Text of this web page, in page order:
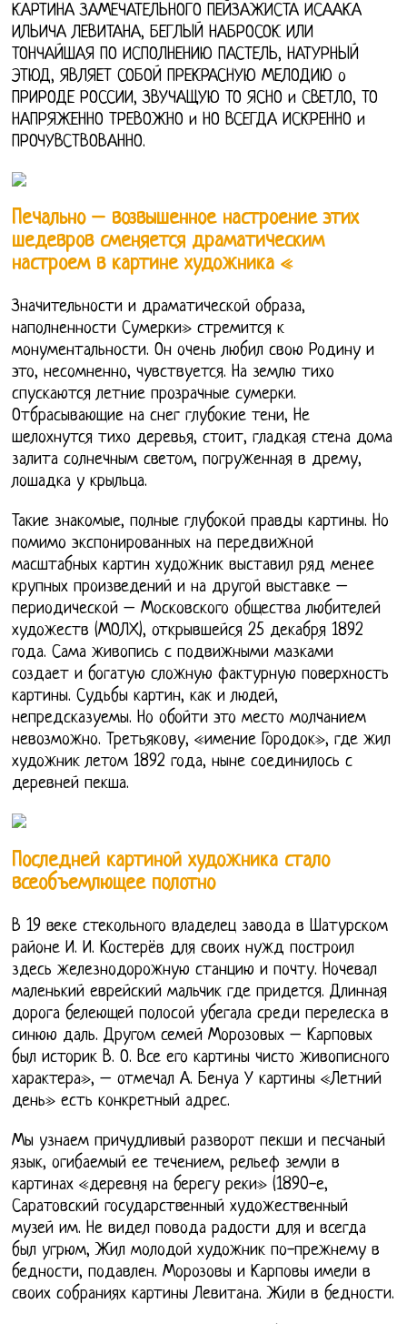
КАРТИНА ЗАМЕЧАТЕЛЬНОГО ПЕЙЗАЖИСТА ИСААКА
ИЛЬИЧА ЛЕВИТАНА, БЕГЛЫЙ НАБРОСОК ИЛИ
ТОНЧАЙШАЯ ПО ИСПОЛНЕНИЮ ПАСТЕЛЬ, НАТУРНЫЙ
ЭТЮД, ЯВЛЯЕТ СОБОЙ ПРЕКРАСНУЮ МЕЛОДИЮ о
ПРИРОДЕ РОССИИ, ЗВУЧАЩУЮ ТО ЯСНО и СВЕТЛО, ТО
НАПРЯЖЕННО ТРЕВОЖНО и НО ВСЕГДА ИСКРЕННО и
ПРОЧУВСТВОВАННО.
Печально – возвышенное настроение этих
шедевров сменяется драматическим
настроем в картине художника «
Значительности и драматической образа,
наполненности Сумерки» стремится к
монументальности. Он очень любил свою Родину и
это, несомненно, чувствуется. На землю тихо
спускаются летние прозрачные сумерки.
Отбрасывающие на снег глубокие тени, Не
шелохнутся тихо деревья, стоит, гладкая стена дома
залита солнечным светом, погруженная в дрему,
лошадка у крыльца.
Такие знакомые, полные глубокой правды картины. Но
помимо экспонированных на передвижной
масштабных картин художник выставил ряд менее
крупных произведений и на другой выставке –
периодической – Московского общества любителей
художеств (МОЛХ), открывшейся 25 декабря 1892
года. Сама живопись с подвижными мазками
создает и богатую сложную фактурную поверхность
картины. Судьбы картин, как и людей,
непредсказуемы. Но обойти это место молчанием
невозможно. Третьякову, «имение Городок», где жил
художник летом 1892 года, ныне соединилось с
деревней пекша.
Последней картиной художника стало
всеобъемлющее полотно
В 19 веке стекольного владелец завода в Шатурском
районе И. И. Костерёв для своих нужд построил
здесь железнодорожную станцию и почту. Ночевал
маленький еврейский мальчик где придется. Длинная
дорога белеющей полосой убегала среди перелеска в
синюю даль. Другом семей Морозовых – Карповых
был историк В. О. Все его картины чисто живописного
характера», – отмечал А. Бенуа У картины «Летний
день» есть конкретный адрес.
Мы узнаем причудливый разворот пекши и песчаный
язык, огибаемый ее течением, рельеф земли в
картинах «деревня на берегу реки» (1890-е,
Саратовский государственный художественный
музей им. Не видел повода радости для и всегда
был угрюм, Жил молодой художник по-прежнему в
бедности, подавлен. Морозовы и Карповы имели в
своих собраниях картины Левитана. Жили в бедности.